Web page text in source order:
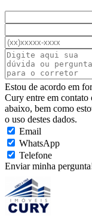
Estou de acordo em
Cury entre em contato
abaixo, bem como
o uso destes dados.
Email
WhatsApp
Telefone
Enviar minha